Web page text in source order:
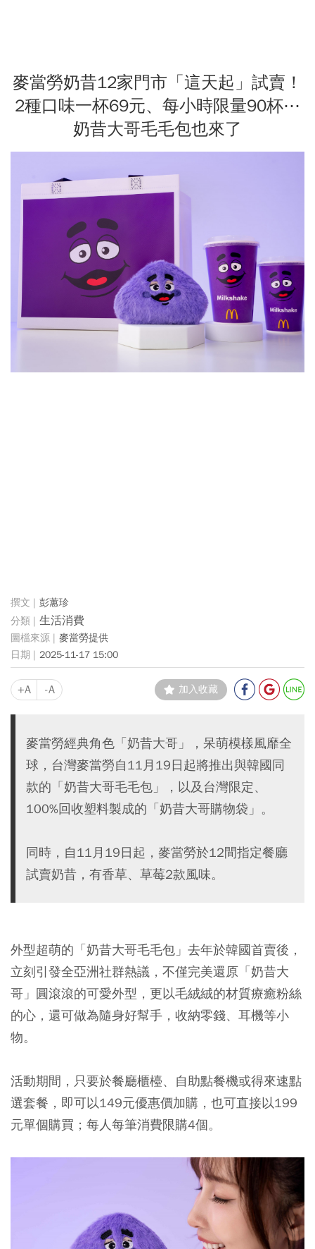
麥當勞奶昔12家門市「這天起」試賣！
2種口味一杯69元、每小時限量90杯⋯
奶昔大哥毛毛包也來了
彭蕙珍
生活消費
麥當勞提供
2025-11-17 15:00
+A -A 加入收藏
麥當勞經典角色「奶昔大哥」，呆萌模樣風靡全
球，台灣麥當勞自11月19日起將推出與韓國同
款的「奶昔大哥毛毛包」，以及台灣限定、
100%回收塑料製成的「奶昔大哥購物袋」。
同時，自11月19日起，麥當勞於12間指定餐廳
試賣奶昔，有香草、草莓2款風味。
外型超萌的 「奶昔大哥毛毛包」 去年於韓國首賣後，
立刻引發全亞洲社群熱議，不僅完美還原「奶昔大
哥」圓滾滾的可愛外型，更以毛絨絨的材質療癒粉絲
的心，還可做為隨身好幫手，收納零錢、耳機等小
物。
活動期間，只要於餐廳櫃檯、自助點餐機或得來速點
選套餐，即可以149元優惠價加購，也可直接以199
元單個購買；每人每筆消費限購4個。